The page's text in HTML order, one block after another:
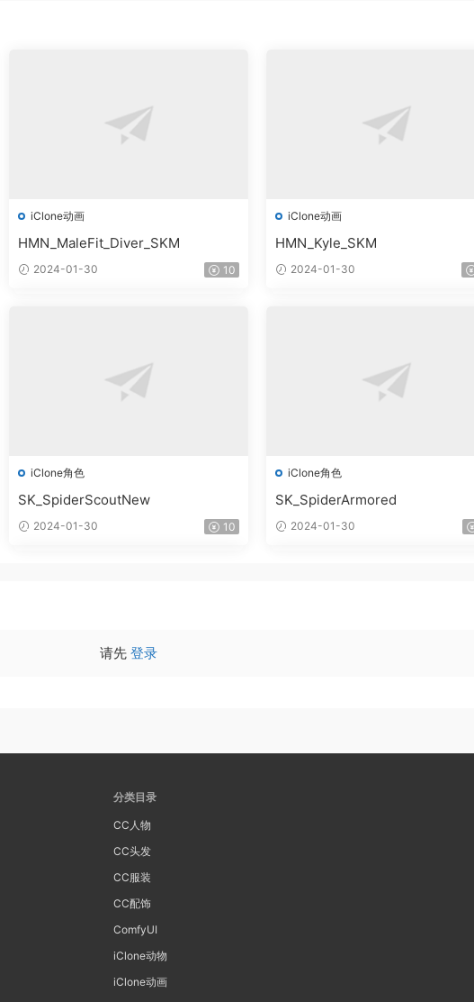
iClone动画
HMN_MaleFit_Diver_SKM
2024-01-30 10
iClone动画
HMN_Kyle_SKM
2024-01-30
iClone角色
SK_SpiderScoutNew
2024-01-30 10
iClone角色
SK_SpiderArmored
2024-01-30
请先 登录
分类目录
CC人物
CC头发
CC服装
CC配饰
ComfyUI
iClone动物
iClone动画